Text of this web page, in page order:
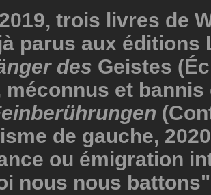
trois livres de
parus aux éditions
des Geistes
méconnus et bannis
de gauche,
ou émigration
nous nous